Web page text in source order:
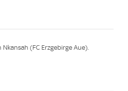
(FC Erzgebirge Aue).